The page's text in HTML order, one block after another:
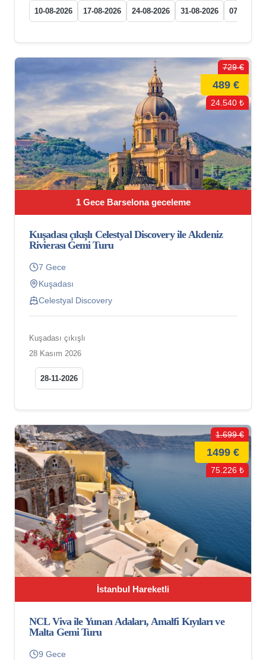
10-08-2026 17-08-2026 24-08-2026 31-08-2026 07-09-
1 Gece Barselona geceleme
729 €
489 €
24.540 ₺
Kuşadası çıkışlı Celestyal Discovery ile Akdeniz
Rivierası Gemi Turu
7 Gece
Kuşadası
Celestyal Discovery
Kuşadası çıkışlı
28 Kasım 2026
28-11-2026
İstanbul Hareketli
1.699 €
1499 €
75.226 ₺
NCL Viva ile Yunan Adaları, Amalfi Kıyıları ve
Malta Gemi Turu
9 Gece